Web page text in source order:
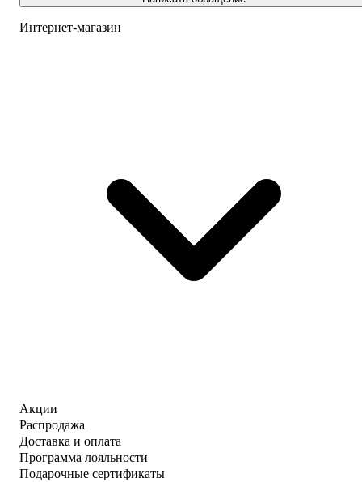
Интернет-магазин
Акции
Распродажа
Доставка и оплата
Программа лояльности
Подарочные сертификаты